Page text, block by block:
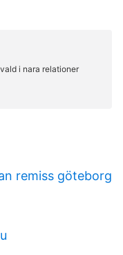
remiss göteborg